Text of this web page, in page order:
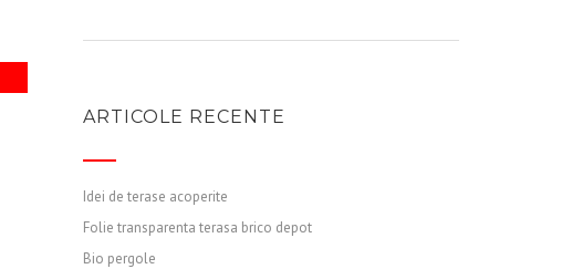
ARTICOLE RECENTE
Idei de terase acoperite
Folie transparenta terasa brico depot
Bio pergole